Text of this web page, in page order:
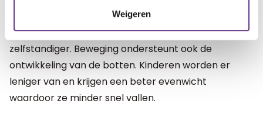
Weigeren
sneller last van overgewicht. Bewegen helpt je ook
om zelfvertrouwen op te bouwen en maakt je
zelfstandiger. Beweging ondersteunt ook de
ontwikkeling van de botten. Kinderen worden er
leniger van en krijgen een beter evenwicht
waardoor ze minder snel vallen.